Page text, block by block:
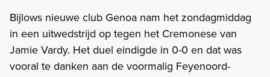
Bijlows nieuwe club Genoa nam het zondagmiddag
in een uitwedstrijd op tegen het Cremonese van
Jamie Vardy. Het duel eindigde in 0-0 en dat was
vooral te danken aan de voormalig Feyenoord-